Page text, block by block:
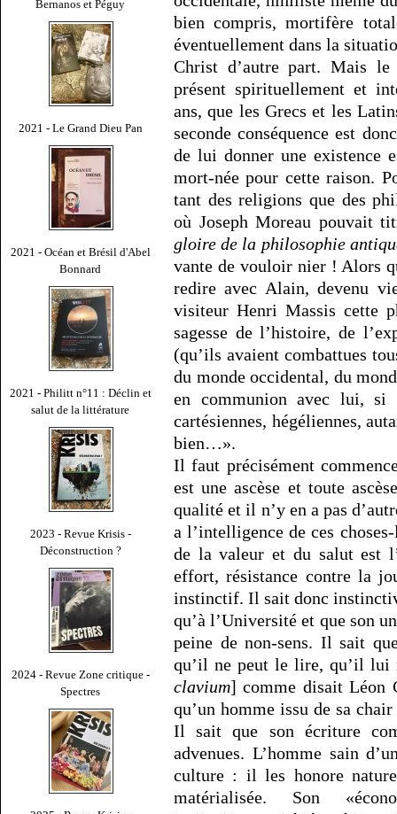
Bernanos et Péguy
2021 - Le Grand Dieu Pan
2021 - Océan et Brésil d'Abel
Bonnard
2021 - Philitt n°11 : Déclin et
salut de la littérature
2023 - Revue Krisis -
Déconstruction ?
2024 - Revue Zone critique -
Spectres
bien compris, mortifère
éventuellement dans la
Christ d’autre part. Mais le
présent spirituellement et
ans, que les Grecs et les
seconde conséquence est
de lui donner une existence
mort-née pour cette raison.
tant des religions que des
où Joseph Moreau pouvait
gloire de la philosophie
vante de vouloir nier ! Alors
redire avec Alain, devenu
visiteur Henri Massis cette
sagesse de l’histoire, de
(qu’ils avaient combattues
du monde occidental, du
en communion avec lui, si
cartésiennes, hégéliennes,
bien…».
Il faut précisément
est une ascèse et toute
qualité et il n’y en a pas
a l’intelligence de ces
de la valeur et du salut est
effort, résistance contre la
instinctif. Il sait donc
qu’à l’Université et que son
peine de non-sens. Il sait
qu’il ne peut le lire, qu’il lui
clavium] comme disait Léon
qu’un homme issu de sa
Il sait que son écriture
advenues. L’homme sain
culture : il les honore
matérialisée. Son